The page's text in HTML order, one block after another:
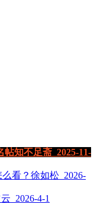
帖知不足斋 2025-11-
看？ 徐如松 2026-
2026-4-1